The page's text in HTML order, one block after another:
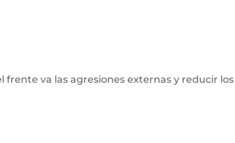
va las agresiones externas y reducir los